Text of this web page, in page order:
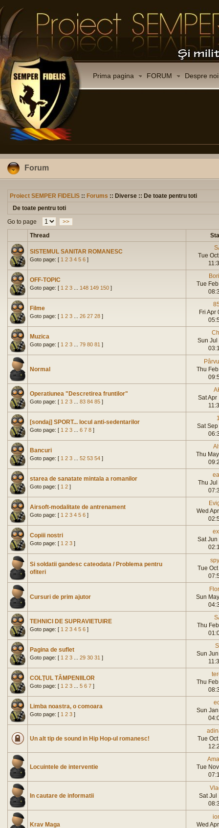
Prima pagina FORUM Despre noi
Forum
Proiect SEMPER FIDELIS :: Forums :: Diverse :: De toate pentru toti
De toate pentru toti
Go to page
>>
Thread
SISTEMUL SANITAR ROMANESC
Goto page: [ 1 2 3 4 5 6 ]
Tue
OFF-TOPIC
Goto page: [ 1 2 3 148 149 150 ]
Tue
Filme
Goto page: [ 1 2 3 26 27 28 ]
Fri Apr
Muzica
Goto page: [ 1 2 3 79 80 81 ]
Sun
Normal
Thu
Operatiunea "Descretirea fruntilor"
Goto page: [ 1 2 3 83 84 85 ]
Sat
[sondaj] SPORT... locul anti-sedentarilor
Goto page: [ 1 2 3 6 7 8 ]
Sat
Bancuri
Goto page: [ 1 2 3 52 53 54 ]
Thu
starea de sanatate mintala a romanilor
Goto page: [ 1 2 ]
Thu Jul
Airsoft-modalitate de antrenament
Goto page: [ 1 2 3 4 5 6 ]
Wed
Copiii nostri
Goto page: [ 1 2 3 ]
Sat
Si soldatii gandesc cateodata / Problema pentru
ofiteri
Tue
Cursuri de prim ajutor
Sun
TEHNICI DE SUPRAVIETUIRE
Goto page: [ 1 2 3 4 5 6 ]
Thu
Pagina de suflet
Goto page: [ 1 2 3 29 30 31 ]
Sun
COLŢUL TÂMPENIILOR
Goto page: [ 1 2 3 5 6 7 ]
Thu
Limba noastra, o comoara
Goto page: [ 1 2 3 ]
Sun
Un alt tip de sound in Hip Hop-ul romanesc!
Tue
Locuintele de interventie
Tue
In cautare de informatii
Sat Jul
Krav Maga
Wed